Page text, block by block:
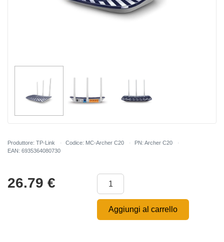
Produttore: TP-Link Codice: MC-Archer C20
PN: Archer C20
EAN: 6935364080730
26.79 €
Aggiungi al carrello